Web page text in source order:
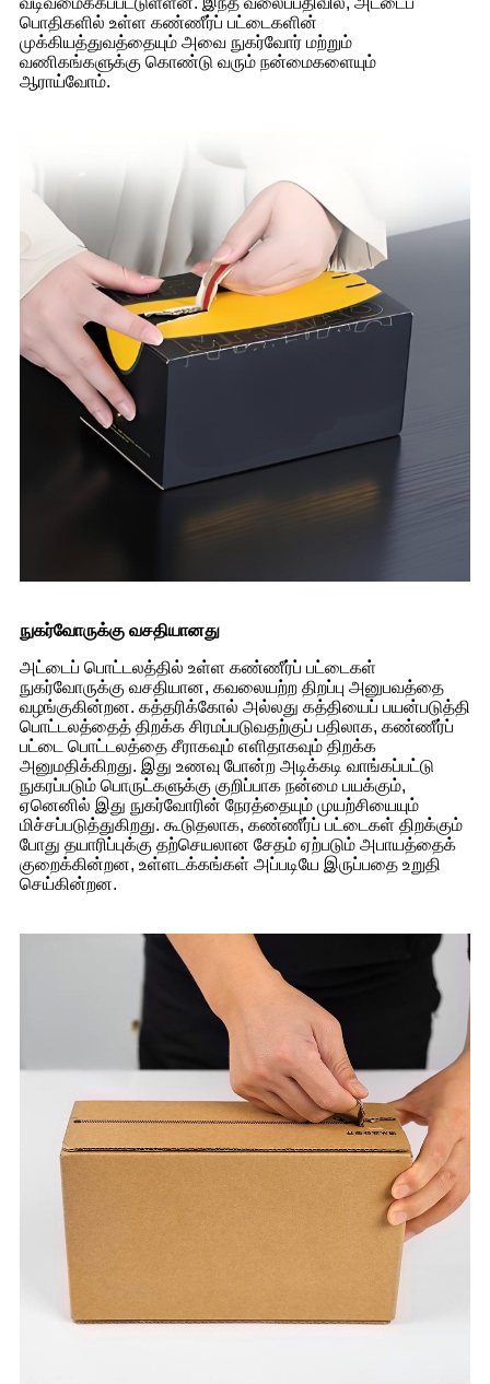
பொதிகளில் உள்ள கண்ணீர்ப் பட்டைகளின்
முக்கியத்துவத்தையும் அவை நுகர்வோர் மற்றும்
வணிகங்களுக்கு கொண்டு வரும் நன்மைகளையும்
ஆராய்வோம்.
நுகர்வோருக்கு வசதியானது
அட்டைப் பொட்டலத்தில் உள்ள கண்ணீர்ப் பட்டைகள்
நுகர்வோருக்கு வசதியான, கவலையற்ற திறப்பு அனுபவத்தை
வழங்குகின்றன. கத்தரிக்கோல் அல்லது கத்தியைப் பயன்படுத்தி
பொட்டலத்தைத் திறக்க சிரமப்படுவதற்குப் பதிலாக, கண்ணீர்ப்
பட்டை பொட்டலத்தை சீராகவும் எளிதாகவும் திறக்க
அனுமதிக்கிறது. இது உணவு போன்ற அடிக்கடி வாங்கப்பட்டு
நுகரப்படும் பொருட்களுக்கு குறிப்பாக நன்மை பயக்கும்,
ஏனெனில் இது நுகர்வோரின் நேரத்தையும் முயற்சியையும்
மிச்சப்படுத்துகிறது. கூடுதலாக, கண்ணீர்ப் பட்டைகள் திறக்கும்
போது தயாரிப்புக்கு தற்செயலான சேதம் ஏற்படும் அபாயத்தைக்
குறைக்கின்றன, உள்ளடக்கங்கள் அப்படியே இருப்பதை உறுதி
செய்கின்றன.